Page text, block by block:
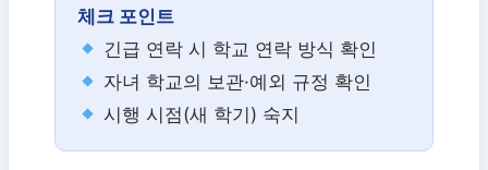
체크 포인트
긴급 연락 시 학교 연락 방식 확인
자녀 학교의 보관·예외 규정 확인
시행 시점(새 학기) 숙지